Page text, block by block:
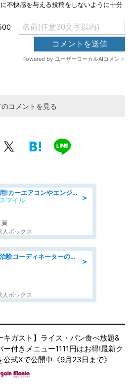
コメントを見る
＞
安定の正社員雇用!カーエアコンやエンジンの製造・加工業務 denso aichi
マイル
人ボックス
＞
「土日祝休み」治験コーディネーターのお仕事/未経験OK
人ボックス
キガスト】ライス・パン食べ放題&
ー付きメニュー1111円はお得!最新ク
公式Xで公開中《9月23日まで》